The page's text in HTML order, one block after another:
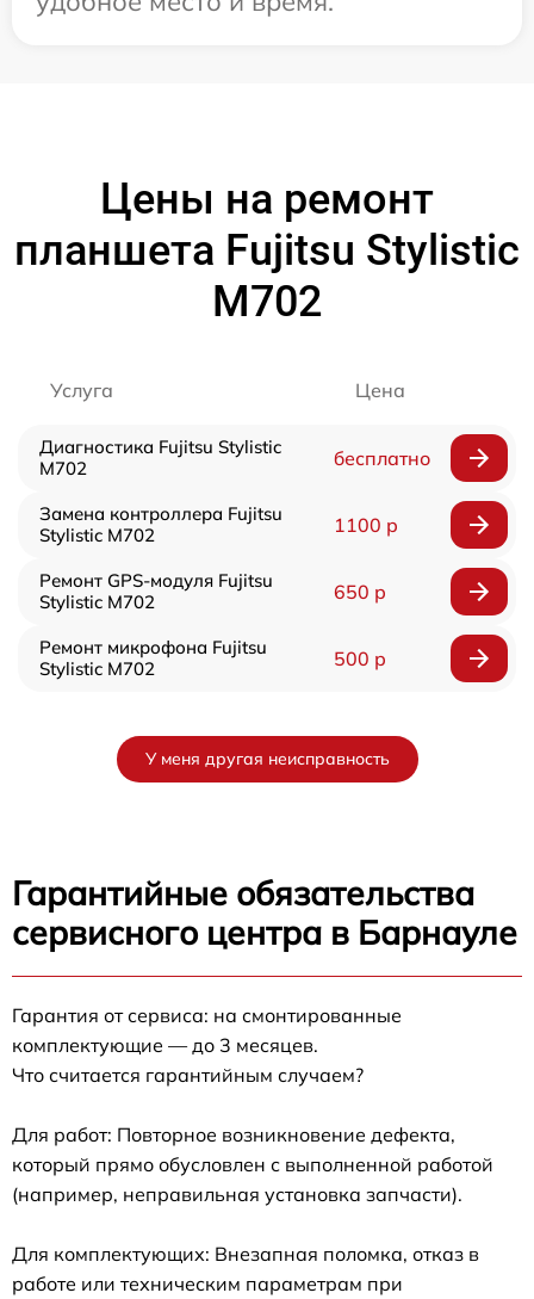
Цены на ремонт
планшета Fujitsu Stylistic
M702
Услуга Цена
Диагностика Fujitsu Stylistic
M702
бесплатно
Замена контроллера Fujitsu
Stylistic M702
1100 р
Ремонт GPS-модуля Fujitsu
Stylistic M702
650 р
Ремонт микрофона Fujitsu
Stylistic M702
500 р
У меня другая неисправность
Гарантийные обязательства
сервисного центра в Барнауле
Гарантия от сервиса: на смонтированные
комплектующие — до 3 месяцев.
Что считается гарантийным случаем?
Для работ: Повторное возникновение дефекта,
который прямо обусловлен с выполненной работой
(например, неправильная установка запчасти).
Для комплектующих: Внезапная поломка, отказ в
работе или техническим параметрам при